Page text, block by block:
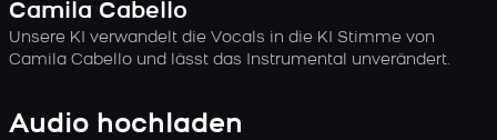
Camila Cabello
Unsere KI verwandelt die Vocals in die KI Stimme von
Camila Cabello und lässt das Instrumental unverändert.
Audio hochladen